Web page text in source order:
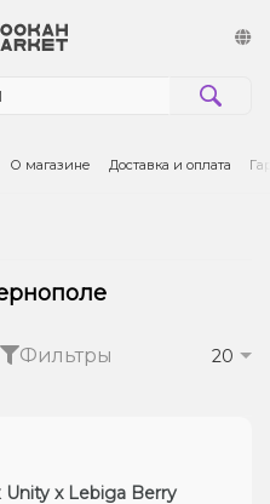
смеси
О магазине Доставка и оплата
Фильтры 20
Unity x Lebiga Berry